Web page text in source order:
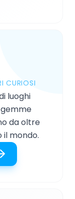
CURIOSI
luoghi
da oltre
il mondo.